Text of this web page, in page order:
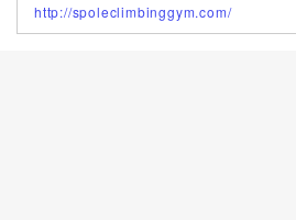
http://spoleclimbinggym.com/